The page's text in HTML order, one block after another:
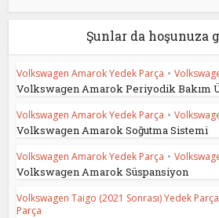
Şunlar da hoşunuza
Volkswagen Amarok Yedek Parça •
Volkswagen Amarok Periyodik Bakım
Volkswagen Amarok Yedek Parça •
Volkswagen Amarok Soğutma Sistemi
Volkswagen Amarok Yedek Parça •
Volkswagen Amarok Süspansiyon
Volkswagen Taigo (2021 Sonrası) Yedek Parça
Parça